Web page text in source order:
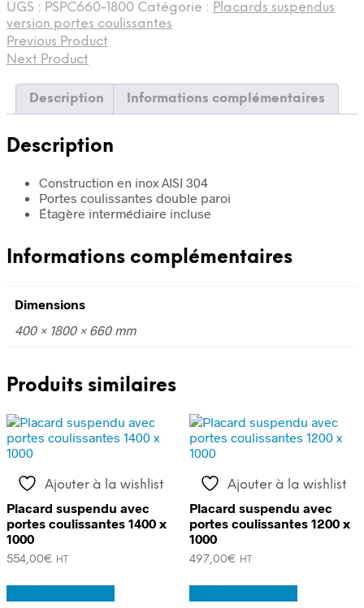
portes
coulissantes
1800
x
UGS : PSPC660-1800 Catégorie : Placards suspendus
version portes coulissantes
Previous Product
Next Product
Description Informations complémentaires
Description
Construction en inox AISI 304
Portes coulissantes double paroi
Étagère intermédiaire incluse
Informations complémentaires
Dimensions
400 × 1800 × 660 mm
Produits similaires
Ajouter à la wishlist
Placard suspendu avec
portes coulissantes 1400 x
1000
554,00€ HT
Ajouter à la wishlist
Placard suspendu avec
portes coulissantes 1200 x
1000
497,00€ HT